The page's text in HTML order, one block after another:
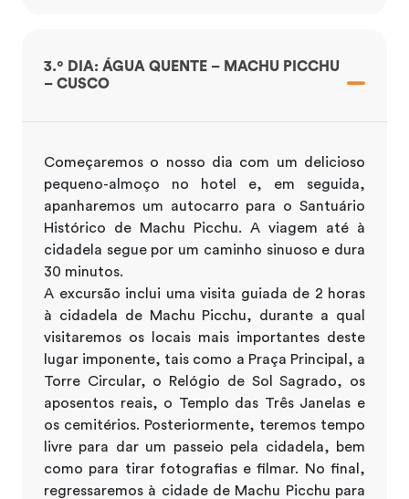
3.º DIA: ÁGUA QUENTE – MACHU PICCHU
– CUSCO
Começaremos o nosso dia com um delicioso
pequeno-almoço no hotel e, em seguida,
apanharemos um autocarro para o Santuário
Histórico de Machu Picchu. A viagem até à
cidadela segue por um caminho sinuoso e dura
30 minutos.
A excursão inclui uma visita guiada de 2 horas
à cidadela de Machu Picchu, durante a qual
visitaremos os locais mais importantes deste
lugar imponente, tais como a Praça Principal, a
Torre Circular, o Relógio de Sol Sagrado, os
aposentos reais, o Templo das Três Janelas e
os cemitérios. Posteriormente, teremos tempo
livre para dar um passeio pela cidadela, bem
como para tirar fotografias e filmar. No final,
regressaremos à cidade de Machu Picchu para